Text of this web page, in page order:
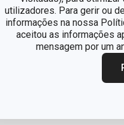
utilizadores. Para gerir ou
informações na nossa
aceitou as informações
mensagem por um